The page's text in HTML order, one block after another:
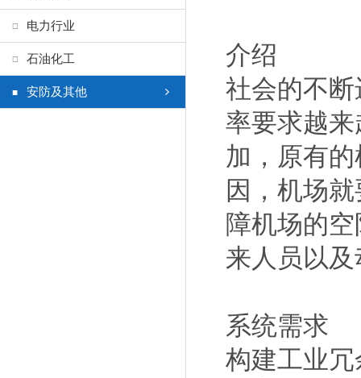
电力行业
石油化工
安防及其他
介绍
社会的不
率要求越
加，原有
因，机场
障机场的
来人员以
系统需求
构建工业